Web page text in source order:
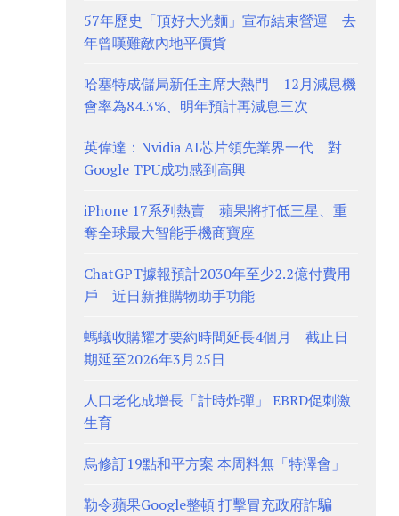
57年歷史「頂好大光麵」宣布結束營運 去
年曾嘆難敵內地平價貨
哈塞特成儲局新任主席大熱門 12月減息機
會率為84.3%、明年預計再減息三次
英偉達：Nvidia AI芯片領先業界一代 對
Google TPU成功感到高興
iPhone 17系列熱賣 蘋果將打低三星、重
奪全球最大智能手機商寶座
ChatGPT據報預計2030年至少2.2億付費用
戶 近日新推購物助手功能
螞蟻收購耀才要約時間延長4個月 截止日
期延至2026年3月25日
人口老化成增長「計時炸彈」 EBRD促刺激
生育
烏修訂19點和平方案 本周料無「特澤會」
勒令蘋果Google整頓 打擊冒充政府詐騙